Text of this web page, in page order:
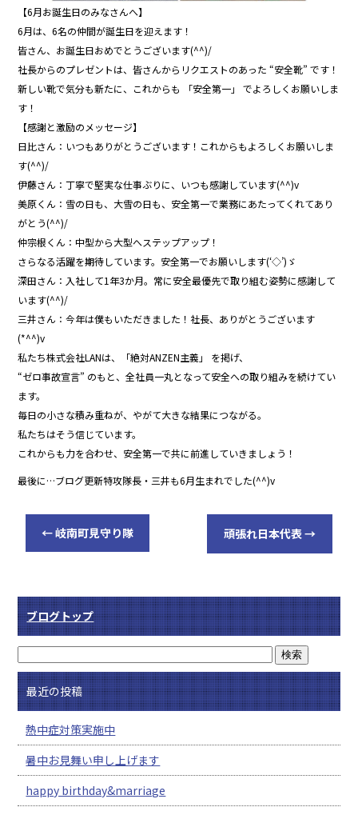
【6月お誕生日のみなさんへ】
6月は、6名の仲間が誕生日を迎えます！
皆さん、お誕生日おめでとうございます(^^)/
社長からのプレゼントは、皆さんからリクエストのあった “安全靴” です！
新しい靴で気分も新たに、これからも 「安全第一」 でよろしくお願いしま
す！
【感謝と激励のメッセージ】
日比さん：いつもありがとうございます！これからもよろしくお願いしま
す(^^)/
伊藤さん：丁寧で堅実な仕事ぶりに、いつも感謝しています(^^)v
美原くん：雪の日も、大雪の日も、安全第一で業務にあたってくれてあり
がとう(^^)/
仲宗根くん：中型から大型へステップアップ！
さらなる活躍を期待しています。安全第一でお願いします(‘◇’)ゞ
深田さん：入社して1年3か月。常に安全最優先で取り組む姿勢に感謝して
います(^^)/
三井さん：今年は僕もいただきました！社長、ありがとうございます
(*^^)v
私たち株式会社LANは、「絶対ANZEN主義」 を掲げ、
“ゼロ事故宣言” のもと、全社員一丸となって安全への取り組みを続けてい
ます。
毎日の小さな積み重ねが、やがて大きな結果につながる。
私たちはそう信じています。
これからも力を合わせ、安全第一で共に前進していきましょう！
最後に…ブログ更新特攻隊長・三井も6月生まれでした(^^)v
←岐南町見守り隊 頑張れ日本代表→
ブログトップ
最近の投稿
熱中症対策実施中
暑中お見舞い申し上げます
happy birthday&marriage